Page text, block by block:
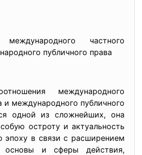
международного частного
публичного права
международного
и международного публичного
одной из сложнейших, она
остроту и актуальность
эпоху в связи с расширением
основы и сферы действия,